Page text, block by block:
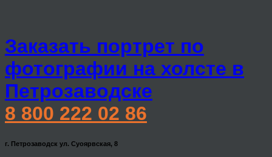
Заказать портрет по
фотографии на холсте в
Петрозаводске
8 800 222 02 86
г. Петрозаводск ул. Суоярвская, 8